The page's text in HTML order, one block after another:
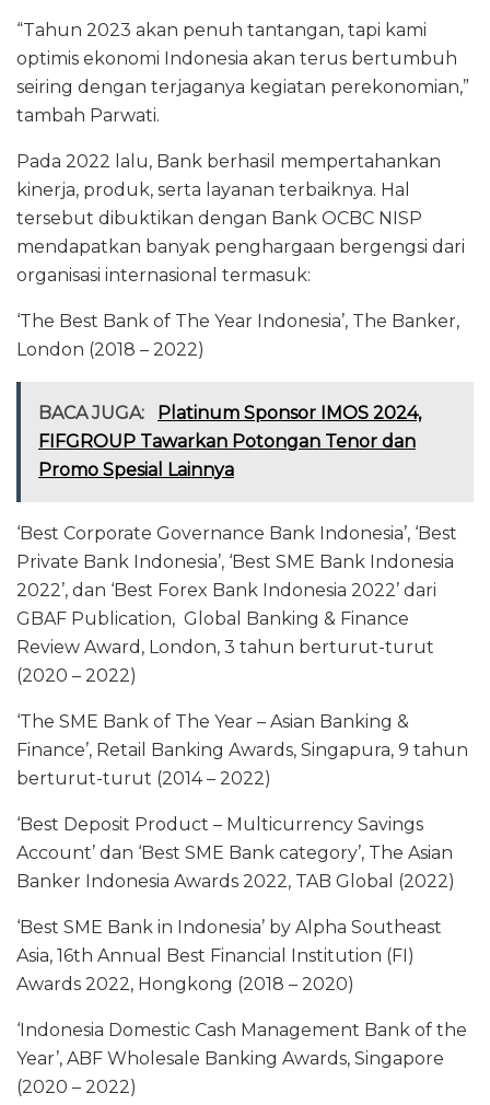
“Tahun 2023 akan penuh tantangan, tapi kami
optimis ekonomi Indonesia akan terus bertumbuh
seiring dengan terjaganya kegiatan perekonomian,”
tambah Parwati.
Pada 2022 lalu, Bank berhasil mempertahankan
kinerja, produk, serta layanan terbaiknya. Hal
tersebut dibuktikan dengan Bank OCBC NISP
mendapatkan banyak penghargaan bergengsi dari
organisasi internasional termasuk:
‘The Best Bank of The Year Indonesia’, The Banker,
London (2018 – 2022)
BACA JUGA:
Platinum Sponsor IMOS 2024,
FIFGROUP Tawarkan Potongan Tenor dan
Promo Spesial Lainnya
‘Best Corporate Governance Bank Indonesia’, ‘Best
Private Bank Indonesia’, ‘Best SME Bank Indonesia
2022’, dan ‘Best Forex Bank Indonesia 2022’ dari
GBAF Publication, Global Banking & Finance
Review Award, London, 3 tahun berturut-turut
(2020 – 2022)
‘The SME Bank of The Year – Asian Banking &
Finance’, Retail Banking Awards, Singapura, 9 tahun
berturut-turut (2014 – 2022)
‘Best Deposit Product – Multicurrency Savings
Account’ dan ‘Best SME Bank category’, The Asian
Banker Indonesia Awards 2022, TAB Global (2022)
‘Best SME Bank in Indonesia’ by Alpha Southeast
Asia, 16th Annual Best Financial Institution (FI)
Awards 2022, Hongkong (2018 – 2020)
‘Indonesia Domestic Cash Management Bank of the
Year’, ABF Wholesale Banking Awards, Singapore
(2020 – 2022)